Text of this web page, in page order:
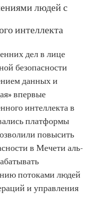
людей с
интеллекта
дел в лице
безопасности
данных и
впервые
интеллекта в
платформы
повысить
в Мечети аль-
потоками людей
и управления